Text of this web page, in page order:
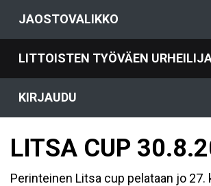
JAOSTOVALIKKO
LITTOISTEN TYÖVÄEN
KIRJAUDU
LITSA CUP
Perinteinen Litsa cup pelataan jo 27.